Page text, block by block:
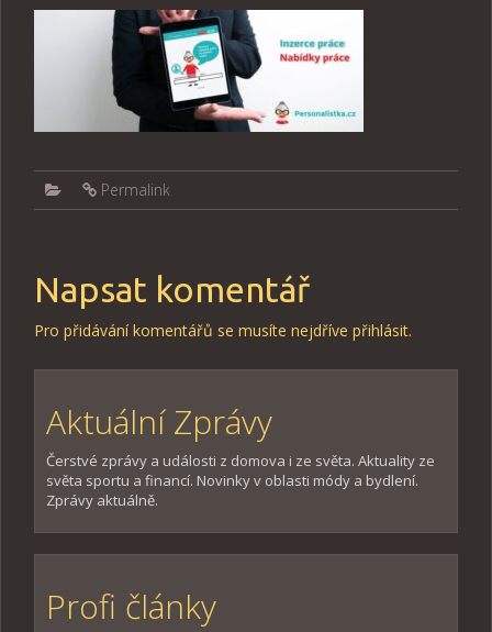
Permalink
Napsat komentář
Pro přidávání komentářů se musíte nejdříve přihlásit.
Aktuální Zprávy
Čerstvé zprávy a události z domova i ze světa. Aktuality ze
světa sportu a financí. Novinky v oblasti módy a bydlení.
Zprávy aktuálně.
Profi články